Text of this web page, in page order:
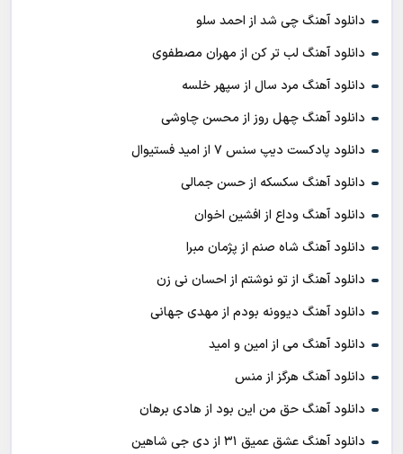
دانلود آهنگ چی شد از احمد سلو
دانلود آهنگ لب تر کن از مهران مصطفوی
دانلود آهنگ مرد سال از سپهر خلسه
دانلود آهنگ چهل روز از محسن چاوشی
دانلود پادکست ديپ سنس ۷ از اميد فستيوال
دانلود آهنگ سکسکه از حسن جمالی
دانلود آهنگ وداع از افشين اخوان
دانلود آهنگ شاه صنم از پژمان مبرا
دانلود آهنگ از تو نوشتم از احسان نی زن
دانلود آهنگ دیوونه بودم از مهدی جهانی
دانلود آهنگ می از امین و امید
دانلود آهنگ هرگز از منس
دانلود آهنگ حق من این بود از هادی برهان
دانلود آهنگ عشق عمیق ۳۱ از دی جی شاهین